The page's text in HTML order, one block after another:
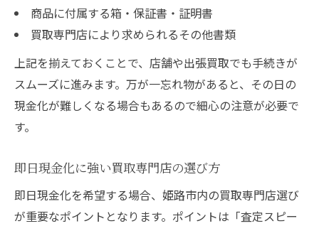
商品に付属する箱・保証書・証明書
買取専門店により求められるその他書類
上記を揃えておくことで、店舗や出張買取でも手続きが
スムーズに進みます。万が一忘れ物があると、その日の
現金化が難しくなる場合もあるので細心の注意が必要で
す。
即日現金化に強い買取専門店の選び方
即日現金化を希望する場合、姫路市内の買取専門店選び
が重要なポイントとなります。ポイントは「査定スピー